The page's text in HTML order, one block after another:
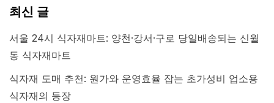
최신 글
서울 24시 식자재마트: 양천·강서·구로 당일배송되는 신월
동 식자재마트
식자재 도매 추천: 원가와 운영효율 잡는 초가성비 업소용
식자재의 등장